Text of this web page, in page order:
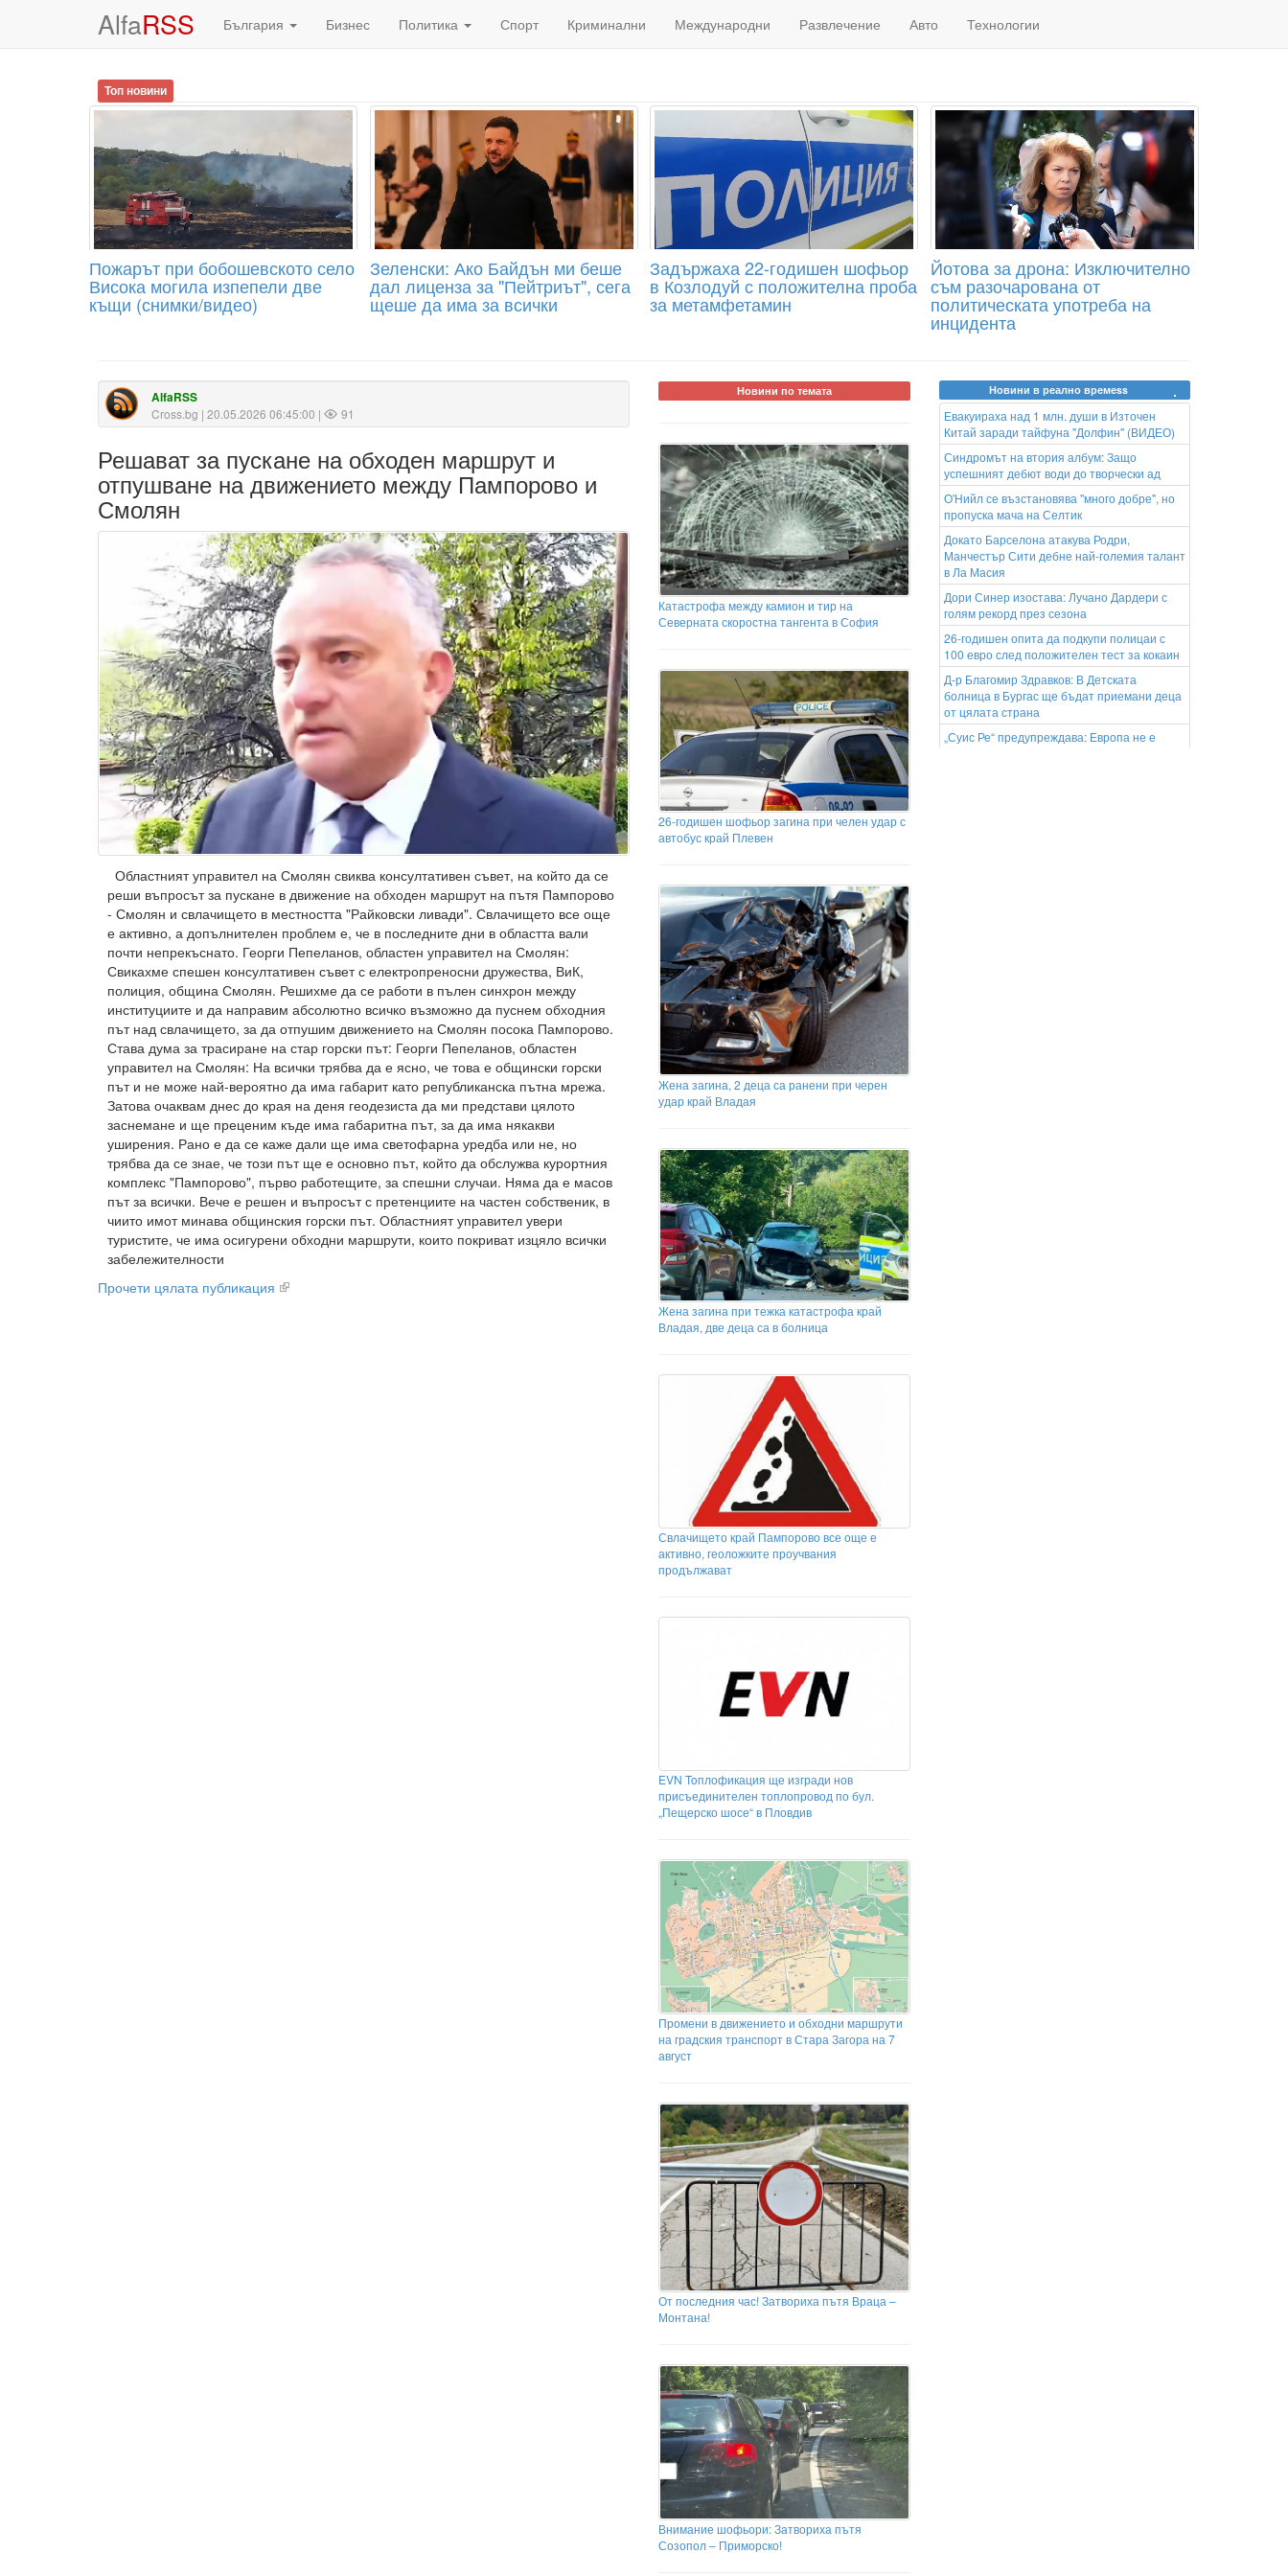
AlfaRSS България Бизнес Политика Спорт Криминални Международни Развлечение Авто Технологии
Топ новини
Пожарът при бобошевското село
Висока могила изпепели две
къщи (снимки/видео)
Зеленски: Ако Байдън ми беше
дал лиценза за "Пейтриът", сега
щеше да има за всички
Задържаха 22-годишен шофьор
в Козлодуй с положителна проба
за метамфетамин
Йотова за дрона: Изключително
съм разочарована от
политическата употреба на
инцидента
AlfaRSS
Cross.bg | 20.05.2026 06:45:00 | 91
Решават за пускане на обходен маршрут и
отпушване на движението между Пампорово и
Смолян
Областният управител на Смолян свиква консултативен съвет, на който да се
реши въпросът за пускане в движение на обходен маршрут на пътя Пампорово
- Смолян и свлачището в местността "Райковски ливади". Свлачището все още
е активно, а допълнителен проблем е, че в последните дни в областта вали
почти непрекъснато. Георги Пепеланов, областен управител на Смолян:
Свикахме спешен консултативен съвет с електропреносни дружества, ВиК,
полиция, община Смолян. Решихме да се работи в пълен синхрон между
институциите и да направим абсолютно всичко възможно да пуснем обходния
път над свлачището, за да отпушим движението на Смолян посока Пампорово.
Става дума за трасиране на стар горски път: Георги Пепеланов, областен
управител на Смолян: На всички трябва да е ясно, че това е общински горски
път и не може най-вероятно да има габарит като републиканска пътна мрежа.
Затова очаквам днес до края на деня геодезиста да ми представи цялото
заснемане и ще преценим къде има габаритна път, за да има някакви
уширения. Рано е да се каже дали ще има светофарна уредба или не, но
трябва да се знае, че този път ще е основно път, който да обслужва курортния
комплекс "Пампорово", първо работещите, за спешни случаи. Няма да е масов
път за всички. Вече е решен и въпросът с претенциите на частен собственик, в
чиито имот минава общинския горски път. Областният управител увери
туристите, че има осигурени обходни маршрути, които покриват изцяло всички
забележителности
Прочети цялата публикация
Новини по темата
Катастрофа между камион и тир на
Северната скоростна тангента в София
26-годишен шофьор загина при челен удар с
автобус край Плевен
Жена загина, 2 деца са ранени при черен
удар край Владая
Жена загина при тежка катастрофа край
Владая, две деца са в болница
Свлачището край Пампорово все още е
активно, геоложките проучвания
продължават
EVN Toплофикация ще изгради нов
присъединителен топлопровод по бул.
„Пещерско шосе“ в Пловдив
Промени в движението и обходни маршрути
на градския транспорт в Стара Загора на 7
август
От последния час! Затвориха пътя Враца –
Монтана!
Внимание шофьори: Затвориха пътя
Созопол – Приморско!
Новини в реално времеss
Евакуираха над 1 млн. души в Източен
Китай заради тайфуна "Долфин" (ВИДЕО)
Синдромът на втория албум: Защо
успешният дебют води до творчески ад
О'Нийл се възстановява "много добре", но
пропуска мача на Селтик
Докато Барселона атакува Родри,
Манчестър Сити дебне най-големия талант
в Ла Масия
Дори Синер изостава: Лучано Дардери с
голям рекорд през сезона
26-годишен опита да подкупи полицаи с
100 евро след положителен тест за кокаин
Д-р Благомир Здравков: В Детската
болница в Бургас ще бъдат приемани деца
от цялата страна
„Суис Ре“ предупреждава: Европа не е